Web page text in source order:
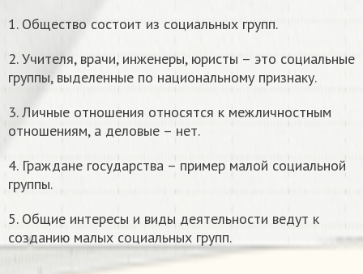
1. Общество состоит из социальных групп.
2. Учителя, врачи, инженеры, юристы – это социальные
группы, выделенные по национальному признаку.
3. Личные отношения относятся к межличностным
отношениям, а деловые – нет.
4. Граждане государства – пример малой социальной
группы.
5. Общие интересы и виды деятельности ведут к
созданию малых социальных групп.